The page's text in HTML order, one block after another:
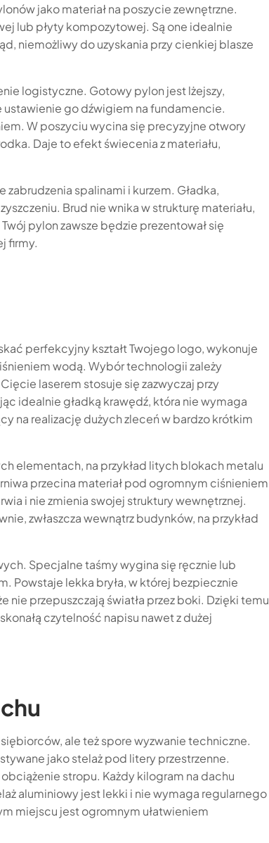
jako materiał na poszycie zewnętrzne.
lub płyty kompozytowej. Są one idealnie
niemożliwy do uzyskania przy cienkiej blasze
logistyczne. Gotowy pylon jest lżejszy,
go dźwigiem na fundamencie.
W poszyciu wycina się precyzyjne otwory
Daje to efekt świecenia z materiału,
spalinami i kurzem. Gładka,
Brud nie wnika w strukturę materiału,
pylon zawsze będzie prezentował się
firmy.
perfekcyjny kształt Twojego logo, wykonuje
wodą. Wybór technologii zależy
laserem stosuje się zazwyczaj przy
idealnie gładką krawędź, która nie wymaga
na realizację dużych zleceń w bardzo krótkim
elementach, na przykład litych blokach metalu
przecina materiał pod ogromnym ciśnieniem
i nie zmienia swojej struktury wewnętrznej.
zwłaszcza wewnątrz budynków, na przykład
Specjalne taśmy wygina się ręcznie lub
Powstaje lekka bryła, w której bezpiecznie
przepuszczają światła przez boki. Dzięki temu
czytelność napisu nawet z dużej
ale też spore wyzwanie techniczne.
jako stelaż pod litery przestrzenne.
stropu. Każdy kilogram na dachu
aluminiowy jest lekki i nie wymaga regularnego
miejscu jest ogromnym ułatwieniem